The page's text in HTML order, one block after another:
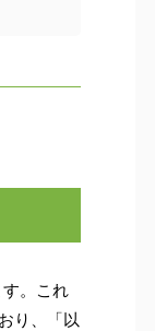
。これ
り、「以